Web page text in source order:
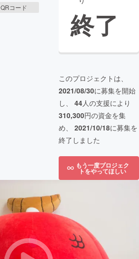
QRコード
終了
このプロジェクトは、
2021/08/30に募集を開始
し、 44人の支援により
310,300円の資金を集
め、 2021/10/18に募集を
終了しました
もう一度プロジェク
トをやってほしい